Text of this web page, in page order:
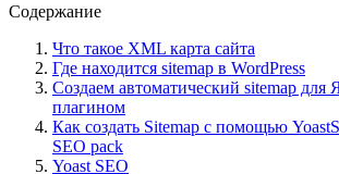
Содержание
Что такое XML карта сайта
Где находится sitemap в WordPress
Создаем автоматический sitemap для
плагином
Как создать Sitemap с помощью
SEO pack
Yoast SEO